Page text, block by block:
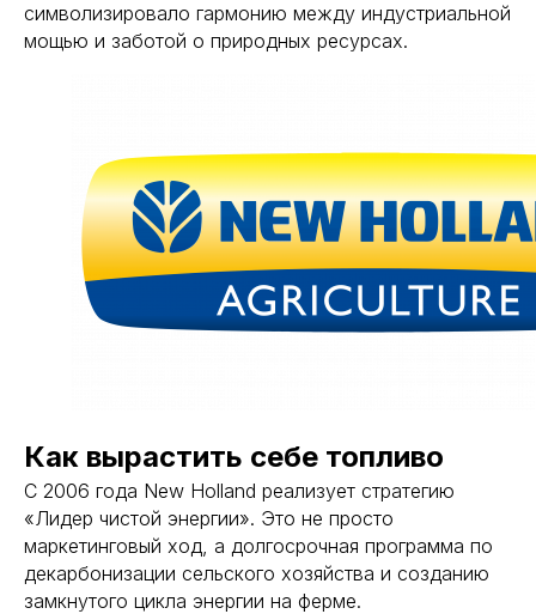
символизировало гармонию между индустриальной
мощью и заботой о природных ресурсах.
Как вырастить себе топливо
С 2006 года New Holland реализует стратегию
«Лидер чистой энергии». Это не просто
маркетинговый ход, а долгосрочная программа по
декарбонизации сельского хозяйства и созданию
замкнутого цикла энергии на ферме.